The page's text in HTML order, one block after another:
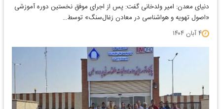
دنیای معدن: امیر ولدخانی گفت: پس از اجرای موفق نخستین دوره آموزشی
«اصول تهویه و هواشناسی در معادن زغال‌سنگ» توسط…
۴ آبان ۱۴۰۴